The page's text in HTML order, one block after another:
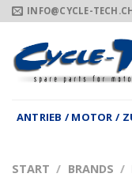
Zum
Inhalt
springen
INFO@CYCLE-
ANTRIEB / MOTOR /
START / BRANDS /